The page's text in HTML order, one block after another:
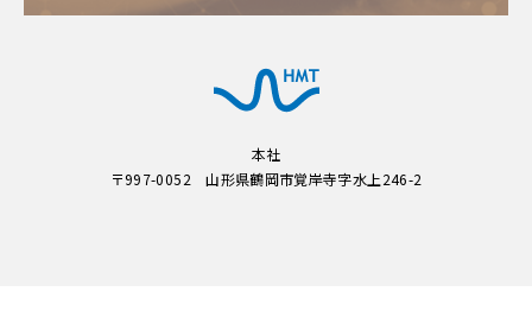
本社
〒997-0052 山形県鶴岡市覚岸寺字水上246-2